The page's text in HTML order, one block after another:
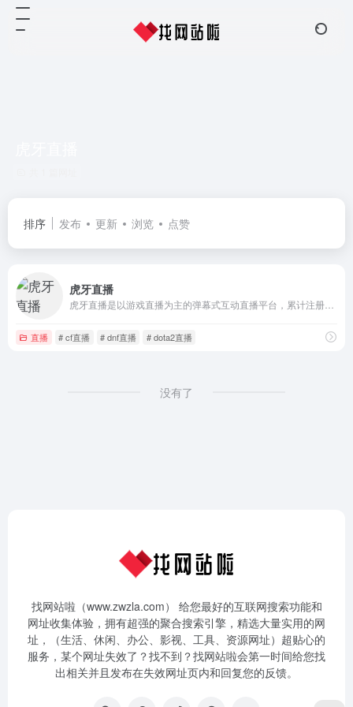
排序 发布 更新 浏览 点赞
虎牙直播
直播 # cf直播 # dnf直播 # dota2直播
没有了
找网站啦（www.zwzla.com） 给您最好的互联网搜索功能和
网址收集体验，拥有超强的聚合搜索引擎，精选大量实用的网
址，（生活、休闲、办公、影视、工具、资源网址）超贴心的
服务，某个网址失效了？找不到？找网站啦会第一时间给您找
出相关并且发布在失效网址页内和回复您的反馈。